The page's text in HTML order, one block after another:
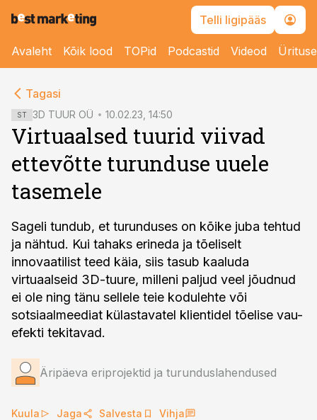
Telli ligipääs
Avaleht Kõik lood TOPid Podcastid Videod
Tagasi
ST 3D TUUR OÜ 10.02.23, 14:50
Virtuaalsed tuurid viivad
ettevõtte turunduse uuele
tasemele
Sageli tundub, et turunduses on kõike juba tehtud
ja nähtud. Kui tahaks erineda ja tõeliselt
innovaatilist teed käia, siis tasub kaaluda
virtuaalseid 3D-tuure, milleni paljud veel jõudnud
ei ole ning tänu sellele teie kodulehte või
sotsiaalmeediat külastavatel klientidel tõelise vau-
efekti tekitavad.
Äripäeva eriprojektid ja turunduslahendused
Kuula Jaga Salvesta Vihja